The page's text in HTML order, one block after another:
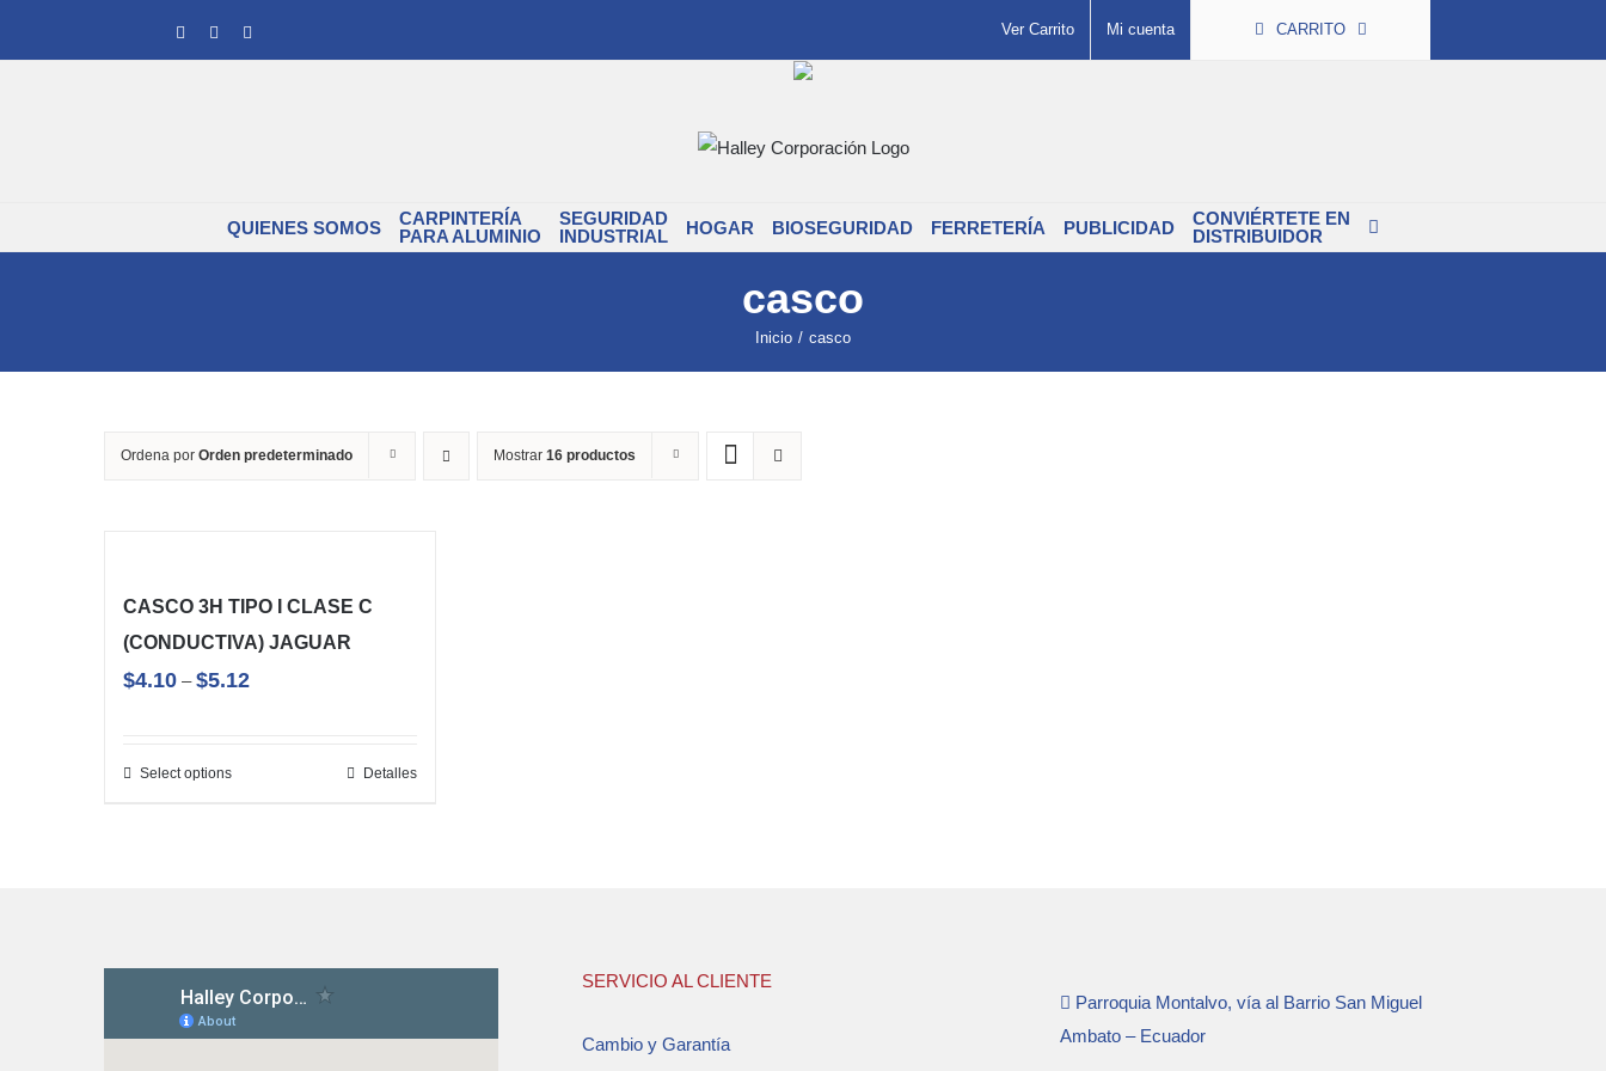
FacebookInstagram Ver Carrito Mi cuenta CARRITO
QUIENES SOMOS
CARPINTERÍA
PARA ALUMINIO
SEGURIDAD
INDUSTRIAL
HOGAR BIOSEGURIDAD FERRETERÍA PUBLICIDAD
CONVIÉRTETE EN
DISTRIBUIDOR
casco
Inicio / casco
Ordena por Orden predeterminado Mostrar 16 productos
CASCO 3H TIPO I CLASE C
(CONDUCTIVA) JAGUAR
$4.10 –$5.12
Select options Detalles
SERVICIO AL CLIENTE
Cambio y Garantía
Parroquia Montalvo, vía al Barrio San Miguel
Ambato – Ecuador